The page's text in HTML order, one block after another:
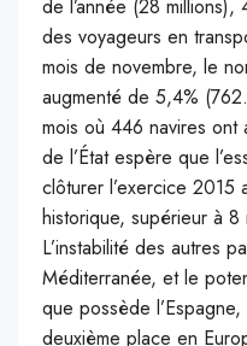
de l’année (28
des voyageurs en
mois de novembre, le
augmenté de 5,4%
mois où 446 navires
de l’État espère que
clôturer l’exercice 2015
historique, supérieur à 8
L’instabilité des autres
Méditerranée, et le
que possède
deuxième place en